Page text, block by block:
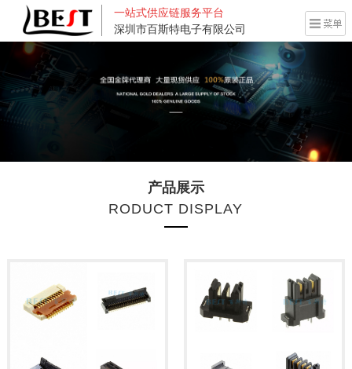
一站式供应链服务平台
深圳市百斯特电子有限公司
产品展示
RODUCT DISPLAY